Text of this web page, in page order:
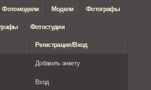
Фотомодели Модели Фотографы
Фотостудии
Регистрация/Вход
Добавить анкету
Вход